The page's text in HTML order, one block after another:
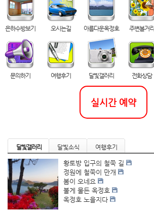
은하수방보기 오시는길 아름다운옥정호 주변볼거리
문의하기 여행후기 달빛갤러리 전화상담
실시간 예약
달빛갤러리 달빛소식 여행후기
황토방 입구의 철쭉 길
정원에 철쭉이 만개
봄이 오네요
불게 물든 옥정호
옥정호 노을지다